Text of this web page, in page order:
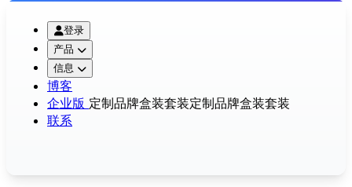
登录
产品
信息
博客
企业版 定制品牌盒装套装定制品牌盒装套装
联系